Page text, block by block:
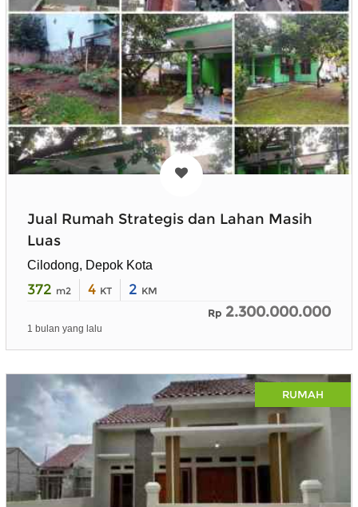
Jual Rumah Strategis dan Lahan Masih
Luas
Cilodong, Depok Kota
372 m2 4 KT 2 KM
Rp 2.300.000.000
1 bulan yang lalu
RUMAH